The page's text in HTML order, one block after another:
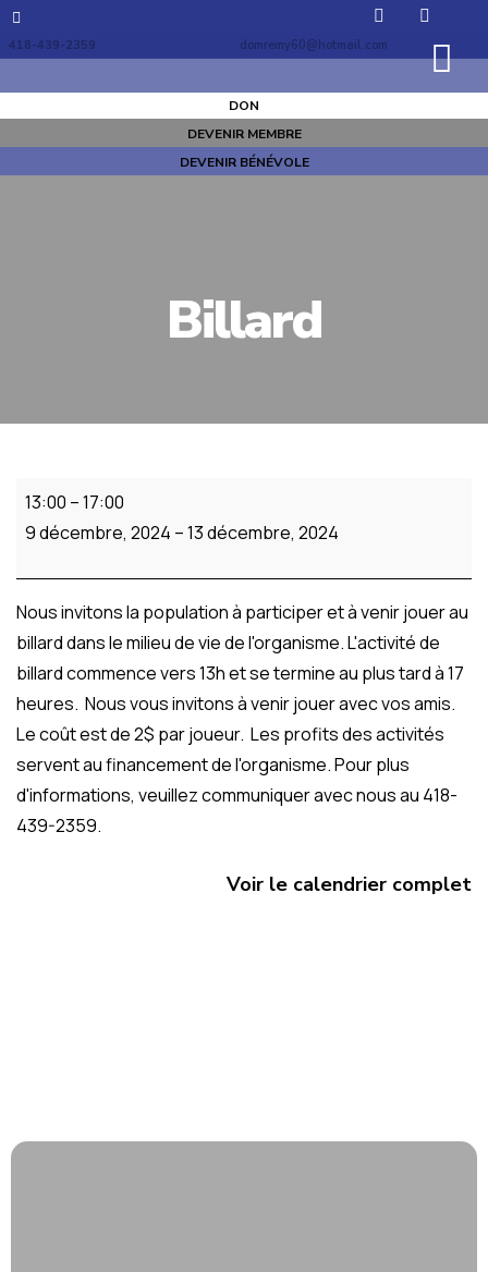
418-439-2359 domremy60@hotmail.com
DON
DEVENIR MEMBRE
DEVENIR BÉNÉVOLE
Billard
13:00 –17:00
9 décembre, 2024 –13 décembre, 2024
Nous invitons la population à participer et à venir jouer au
billard dans le milieu de vie de l'organisme. L'activité de
billard commence vers 13h et se termine au plus tard à 17
heures. Nous vous invitons à venir jouer avec vos amis.
Le coût est de 2$ par joueur. Les profits des activités
servent au financement de l'organisme. Pour plus
d'informations, veuillez communiquer avec nous au 418-
439-2359.
Voir le calendrier complet